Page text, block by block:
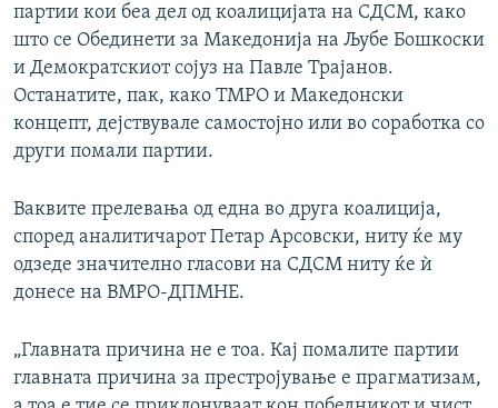
партии кои беа дел од коалицијата на СДСМ, како
што се Обединети за Македонија на Љубе Бошкоски
и Демократскиот сојуз на Павле Трајанов.
Останатите, пак, како ТМРО и Македонски
концепт, дејствувале самостојно или во соработка со
други помали партии.
Ваквите прелевања од една во друга коалиција,
според аналитичарот Петар Арсовски, ниту ќе му
одзеде значително гласови на СДСМ ниту ќе ѝ
донесе на ВМРО-ДПМНЕ.
„Главната причина не е тоа. Кај помалите партии
главната причина за престројување е прагматизам,